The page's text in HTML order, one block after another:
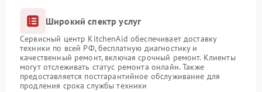
Широкий спектр услуг
Сервисный центр KitchenAid обеспечивает доставку
техники по всей РФ, бесплатную диагностику и
качественный ремонт, включая срочный ремонт. Клиенты
могут отслеживать статус ремонта онлайн. Также
предоставляется постгарантийное обслуживание для
продления срока службы техники